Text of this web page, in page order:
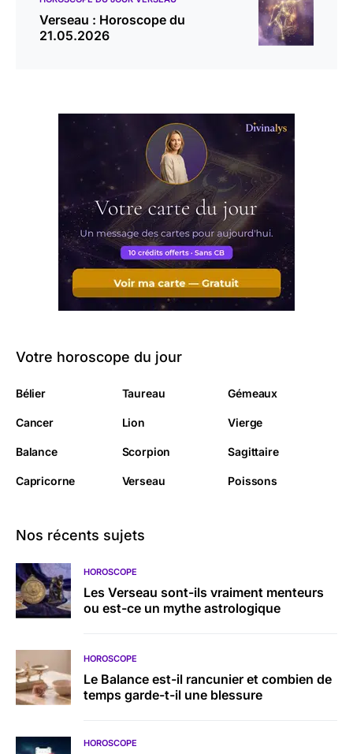
Verseau : Horoscope du
21.05.2026
Votre horoscope du jour
Bélier Taureau Gémeaux
Cancer Lion Vierge
Balance Scorpion Sagittaire
Capricorne Verseau Poissons
Nos récents sujets
HOROSCOPE
Les Verseau sont-ils vraiment menteurs
ou est-ce un mythe astrologique
HOROSCOPE
Le Balance est-il rancunier et combien de
temps garde-t-il une blessure
HOROSCOPE